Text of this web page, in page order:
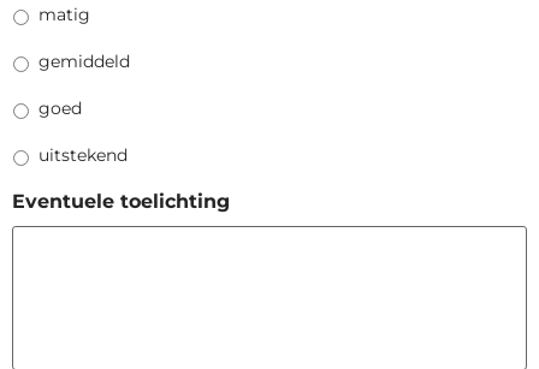
matig
gemiddeld
goed
uitstekend
Eventuele toelichting